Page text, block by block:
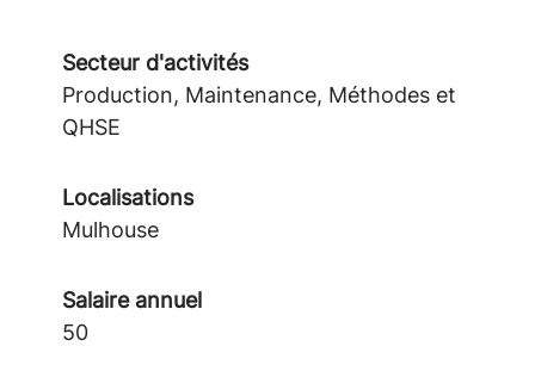
Secteur d'activités
Production, Maintenance, Méthodes et
QHSE
Localisations
Mulhouse
Salaire annuel
50